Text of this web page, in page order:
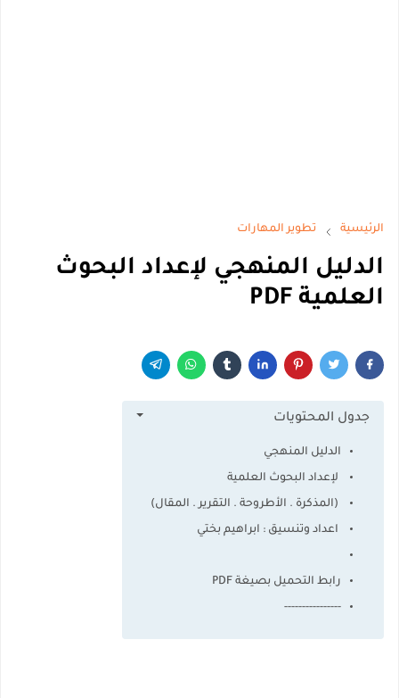
الرئيسية تطوير المهارات
الدليل المنهجي لإعداد البحوث
العلمية PDF
جدول المحتويات
الدليل المنهجي
لإعداد البحوث العلمية
(المذكرة . الأطروحة . التقرير . المقال)
اعداد وتنسيق : ابراهيم بختي
رابط التحميل بصيغة PDF
----------------